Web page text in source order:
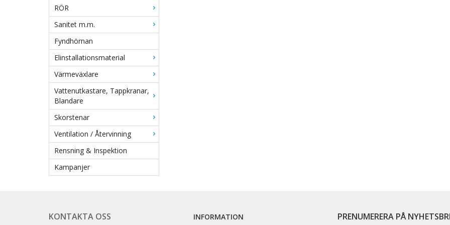
RÖR
Sanitet m.m.
Fyndhörnan
Elinstallationsmaterial
Värmeväxlare
Vattenutkastare, Tappkranar,
Blandare
Skorstenar
Ventilation / Återvinning
Rensning & Inspektion
Kampanjer
KONTAKTA OSS INFORMATION PRENUMERERA PÅ